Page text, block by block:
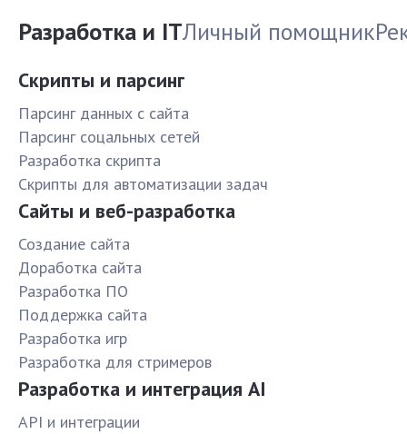
Разработка и ITЛичный помощник
Скрипты и парсинг
Парсинг данных с сайта
Парсинг соцальных сетей
Разработка скрипта
Скрипты для автоматизации задач
Сайты и веб-разработка
Создание сайта
Доработка сайта
Разработка ПО
Поддержка сайта
Разработка игр
Разработка для стримеров
Разработка и интеграция AI
API и интеграции